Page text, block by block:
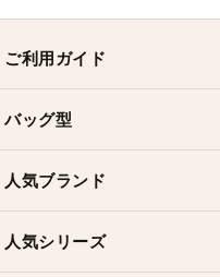
ご利用ガイド
配送について
返品・交換
バッグ型
ショルダーバッグ
クロスボディバッグ
人気ブランド
シャネルバッグ
人気シリーズ